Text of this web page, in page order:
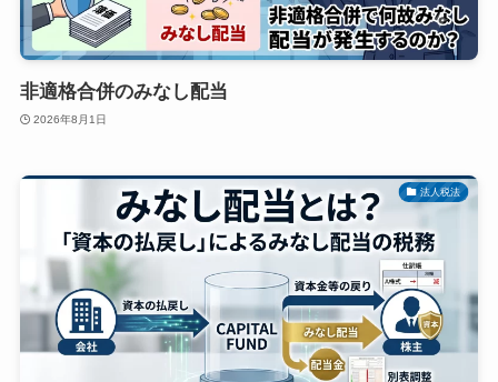
非適格合併のみなし配当
2026年8月1日
法人税法